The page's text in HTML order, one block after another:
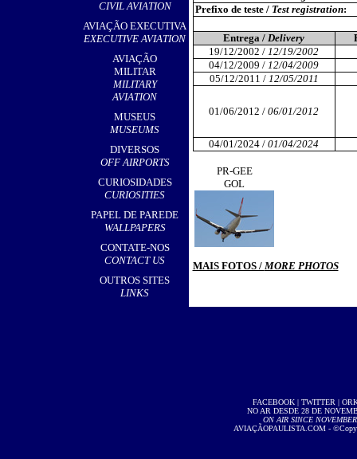
CIVIL AVIATION
AVIAÇÃO EXECUTIVA
EXECUTIVE AVIATION
AVIAÇÃO
MILITAR
MILITARY
AVIATION
MUSEUS
MUSEUMS
DIVERSOS
OFF AIRPORTS
CURIOSIDADES
CURIOSITIES
PAPEL DE PAREDE
WALLPAPERS
CONTATE-NOS
CONTACT US
OUTROS SITES
LINKS
Prefixo de teste /Test registration:
Entrega / Delivery
19/12/2002 / 12/19/2002
04/12/2009 / 12/04/2009
05/12/2011 / 12/05/2011
01/06/2012 / 06/01/2012
04/01/2024 / 01/04/2024
PR-GEE
GOL
MAIS FOTOS / MORE PHOTOS
FACEBOOK| TWITTER |
NO AR DESDE 28 DE
ON AIR SINCE
AVIAÇÃOPAULISTA.COM -